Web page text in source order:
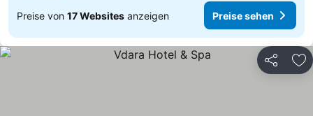
Preise von 17 Websites anzeigen Preise sehen
Teilen